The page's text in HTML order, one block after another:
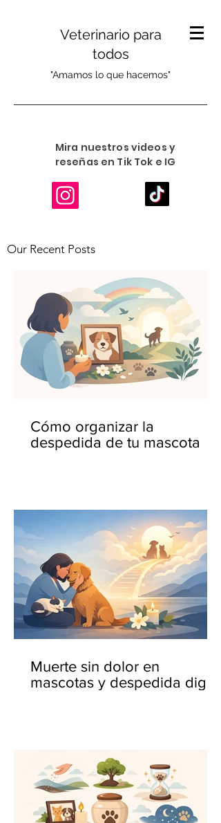
Veterinario para
todos
"Amamos lo que hacemos"
Mira nuestros videos y
reseñas en Tik Tok e IG
Our Recent Posts
Cómo organizar la
despedida de tu mascota
Muerte sin dolor en
mascotas y despedida digna